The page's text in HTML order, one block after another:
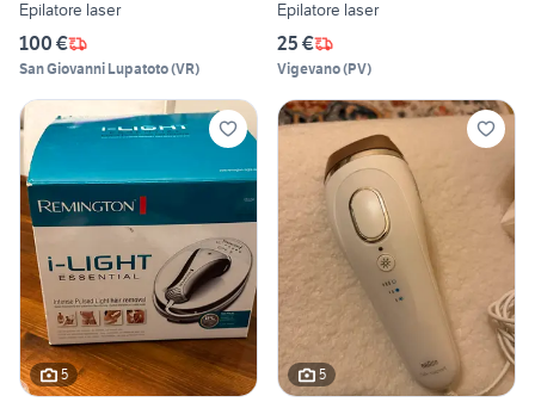
Epilatore laser
100 €
San Giovanni Lupatoto(VR)
Epilatore laser
25 €
Vigevano(PV)
5 5